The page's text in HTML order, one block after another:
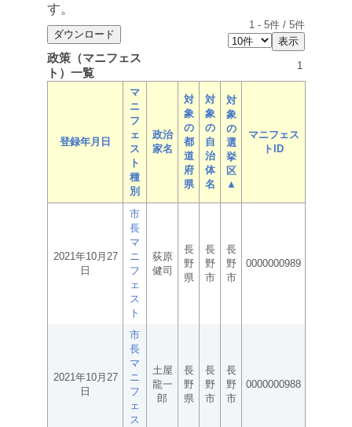
す。
1 - 5件 / 5件
政策（マニフェス
ト）一覧
1
登録年月日
マ
ニ
フ
ェ
ス
ト
種
別
政治
家名
対
象
の
都
道
府
県
対
象
の
自
治
体
名
対
象
の
選
挙
区
▲
マニフェス
トID
2021年10月27
日
市
長
マ
ニ
フ
ェ
ス
ト
荻原
健司
長
野
県
長
野
市
長
野
市
0000000989
2021年10月27
日
市
長
マ
ニ
フ
ェ
ス
土屋
龍一
郎
長
野
県
長
野
市
長
野
市
0000000988